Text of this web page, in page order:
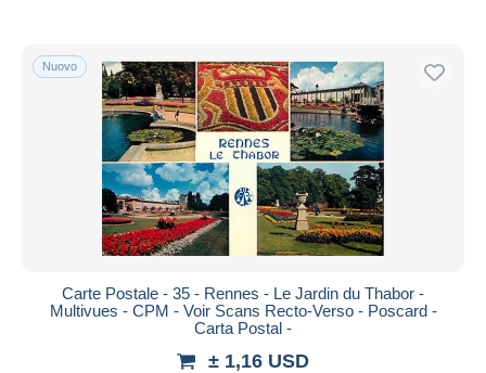
Nuovo
Carte Postale - 35 - Rennes - Le Jardin du Thabor -
Multivues - CPM - Voir Scans Recto-Verso - Poscard -
Carta Postal -
± 1,16 USD